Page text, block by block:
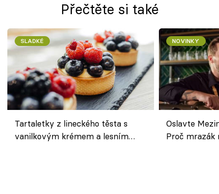
Přečtěte si také
SLADKÉ
Tartaletky z lineckého těsta s
vanilkovým krémem a lesním
NOVINKY
Oslavte
Proč